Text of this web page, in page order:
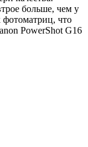
больше, чем у
фотоматриц, что
PowerShot G16